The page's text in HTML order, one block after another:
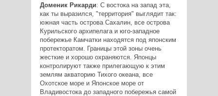
Доменик Рикарди: С востока на запад эта,
как ты выразился, "территория" выглядит так:
южная часть острова Сахалин, все острова
Курильского архипелага и юго-западное
побережье Камчатки находятся под японским
протекторатом. Границы этой зоны очень
жесткие и хорошо охраняются. Японцы
контролируют также прилегающую к этим
землям акваторию Тихого океана, все
Охотское море и Японское море от
Владивостока до западного побережья самой